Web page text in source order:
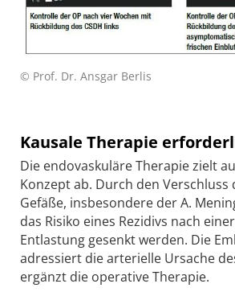
© Prof. Dr. Ansgar Berlis
Kausale Therapie
Die endovaskuläre Therapie zielt
Konzept ab. Durch den Verschluss
Gefäße, insbesondere der A.
das Risiko eines Rezidivs nach
Entlastung gesenkt werden. Die
adressiert die arterielle Ursache
ergänzt die operative Therapie.